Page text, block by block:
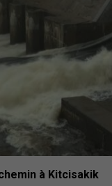
à Kitcisakik